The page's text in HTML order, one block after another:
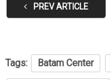
PREV ARTICLE
Tags: Batam Center